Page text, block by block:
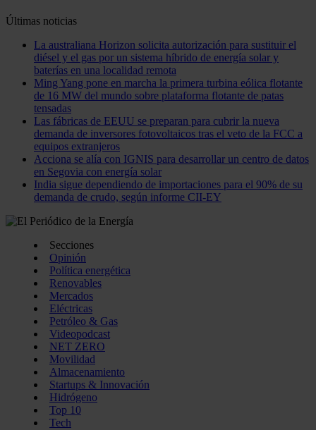
Últimas noticias
La australiana Horizon solicita autorización para sustituir el
diésel y el gas por un sistema híbrido de energía solar y
baterías en una localidad remota
Ming Yang pone en marcha la primera turbina eólica flotante
de 16 MW del mundo sobre plataforma flotante de patas
tensadas
Las fábricas de EEUU se preparan para cubrir la nueva
demanda de inversores fotovoltaicos tras el veto de la FCC a
equipos extranjeros
Acciona se alía con IGNIS para desarrollar un centro de datos
en Segovia con energía solar
India sigue dependiendo de importaciones para el 90% de su
demanda de crudo, según informe CII-EY
Secciones
Opinión
Política energética
Renovables
Mercados
Eléctricas
Petróleo & Gas
Videopodcast
NET ZERO
Movilidad
Almacenamiento
Startups & Innovación
Hidrógeno
Top 10
Tech